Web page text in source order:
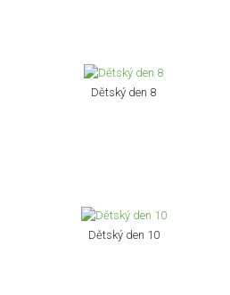
Dětský den 8
Dětský den 10